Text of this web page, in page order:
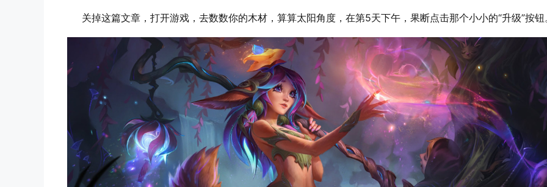
关掉这篇文章，打开游戏，去数数你的木材，算算太阳角度，在第5天下午，果断点击那个小小的“升级”按钮